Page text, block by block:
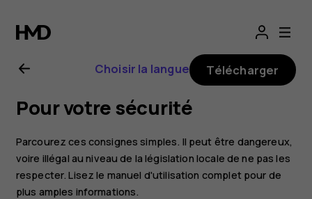
Guide
de
l'utilisateur
Nokia
2.1
Choisir la langue Télécharger
Pour votre sécurité
Parcourez ces consignes simples. Il peut être dangereux,
voire illégal au niveau de la législation locale de ne pas les
respecter. Lisez le manuel d'utilisation complet pour de
plus amples informations.